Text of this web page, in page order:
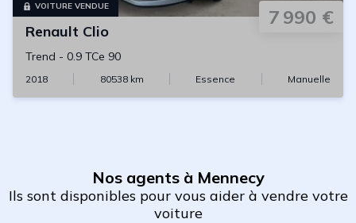
VOITURE VENDUE 7 990 €
Renault Clio
Trend - 0.9 TCe 90
2018 80538km Essence Manuelle
Nos agents à Mennecy
Ils sont disponibles pour vous aider à vendre votre
voiture